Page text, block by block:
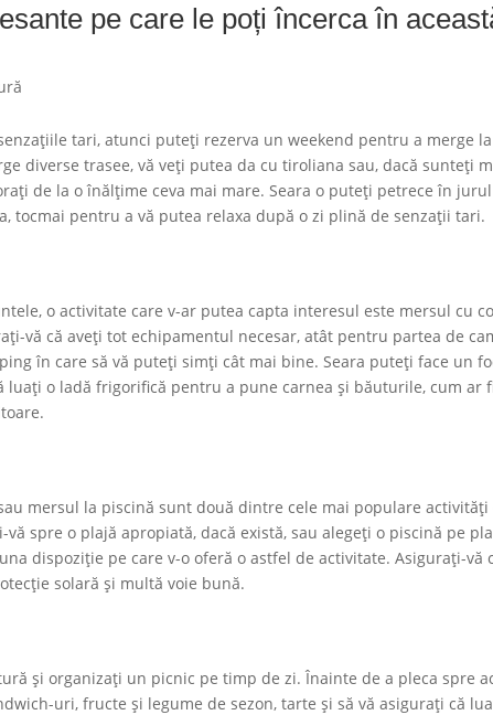
pe care le poți încerca în
tari, atunci puteți rezerva un weekend pentru a merge
diverse trasee, vă veți putea da cu tiroliana sau, dacă sunteți
de la o înălțime ceva mai mare. Seara o puteți petrece în
tocmai pentru a vă putea relaxa după o zi plină de senzații tari.
o activitate care v-ar putea capta interesul este mersul cu
vă că aveți tot echipamentul necesar, atât pentru partea de
în care să vă puteți simți cât mai bine. Seara puteți face un
luați o ladă frigorifică pentru a pune carnea și băuturile, cum ar
mersul la piscină sunt două dintre cele mai populare activități
spre o plajă apropiată, dacă există, sau alegeți o piscină pe
dispoziție pe care v-o oferă o astfel de activitate. Asigurați-vă
solară și multă voie bună.
și organizați un picnic pe timp de zi. Înainte de a pleca spre
uri, fructe și legume de sezon, tarte și să vă asigurați că